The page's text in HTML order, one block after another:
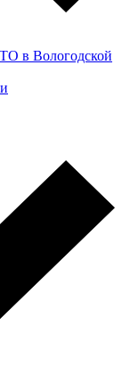
в Вологодской